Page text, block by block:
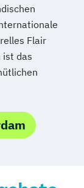
Flair
ist das